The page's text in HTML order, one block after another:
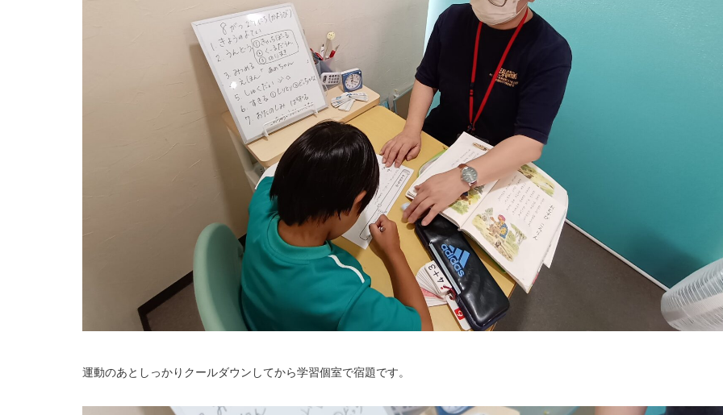
運動のあとしっかりクールダウンしてから学習個室で宿題です。